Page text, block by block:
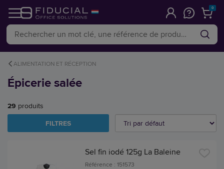
0
ALIMENTATION ET RÉCEPTION
Épicerie salée
29 produits
FILTRES
Sel fin iodé 125g La Baleine
Référence : 151573